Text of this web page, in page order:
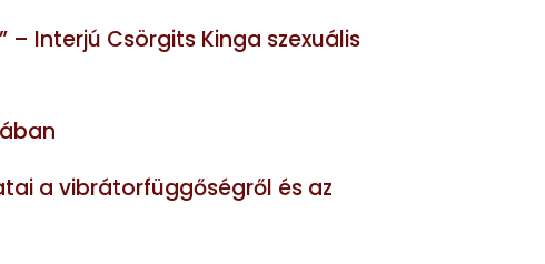
Interjú Csörgits Kinga szexuális
a vibrátorfüggőségről és az